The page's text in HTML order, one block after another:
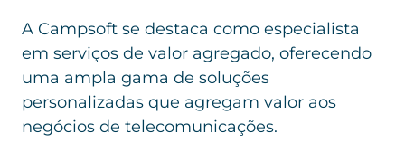
A Campsoft se destaca como especialista
em serviços de valor agregado, oferecendo
uma ampla gama de soluções
personalizadas que agregam valor aos
negócios de telecomunicações.